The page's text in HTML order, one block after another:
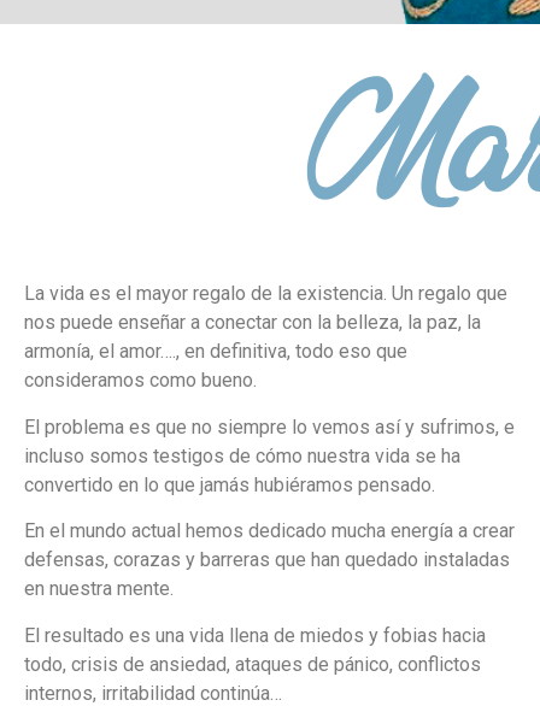
La vida es el mayor regalo de la existencia. Un regalo que
nos puede enseñar a conectar con la belleza, la paz, la
armonía, el amor…., en definitiva, todo eso que
consideramos como bueno.
El problema es que no siempre lo vemos así y sufrimos, e
incluso somos testigos de cómo nuestra vida se ha
convertido en lo que jamás hubiéramos pensado.
En el mundo actual hemos dedicado mucha energía a crear
defensas, corazas y barreras que han quedado instaladas
en nuestra mente.
El resultado es una vida llena de miedos y fobias hacia
todo, crisis de ansiedad, ataques de pánico, conflictos
internos, irritabilidad continúa…